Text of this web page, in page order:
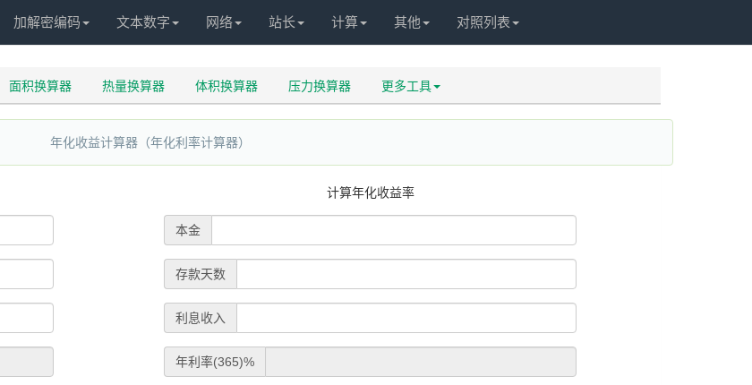
加解密编码 文本数字 网络 站长 计算 其他 对照列表
面积换算器 热量换算器 体积换算器 压力换算器 更多工具
年化收益计算器（年化利率计算器）
计算年化收益率
本金
存款天数
利息收入
年利率(365)%